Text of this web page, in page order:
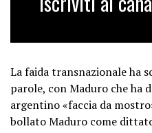
La faida transnazionale ha
parole, con Maduro che ha
argentino «faccia da
bollato Maduro come